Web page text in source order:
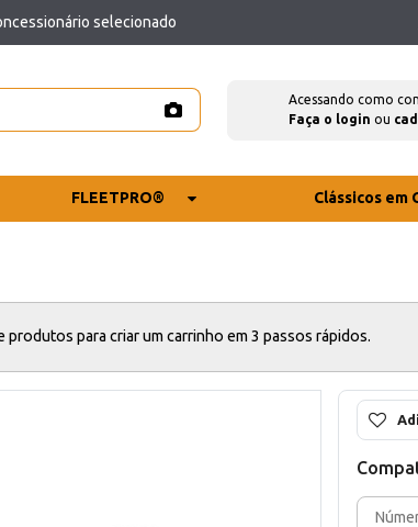
selecionado
Acessando como
Faça o login ou
FLEETPRO® Clássicos em
produtos para criar um carrinho em 3 passos rápidos.